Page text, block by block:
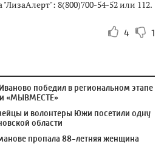
8(800)700-54-52 или 112.
4 1
победил в региональном этапе
«МЫВМЕСТЕ»
и волонтеры Южи посетили одну
области
пропала 88-летняя женщина